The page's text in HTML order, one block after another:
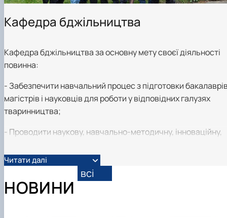
Кафедра бджільництва
Кафедра бджільництва за основну мету своєї діяльності
повинна:
- Забезпечити навчальний процес з підготовки
магістрів і науковців для роботи у відповідних галузях
тваринництва;
- Проводити наукову, навчально-методичну, інноваційну,
У складі кафедри є: доктори, професори – 2, кандидати
наук, доценти – 2, кандидатів наук, асистентів - 1,
завідувачі лабораторій – 2, майстер виробничого
Читати далі
НОВИНИ
всі